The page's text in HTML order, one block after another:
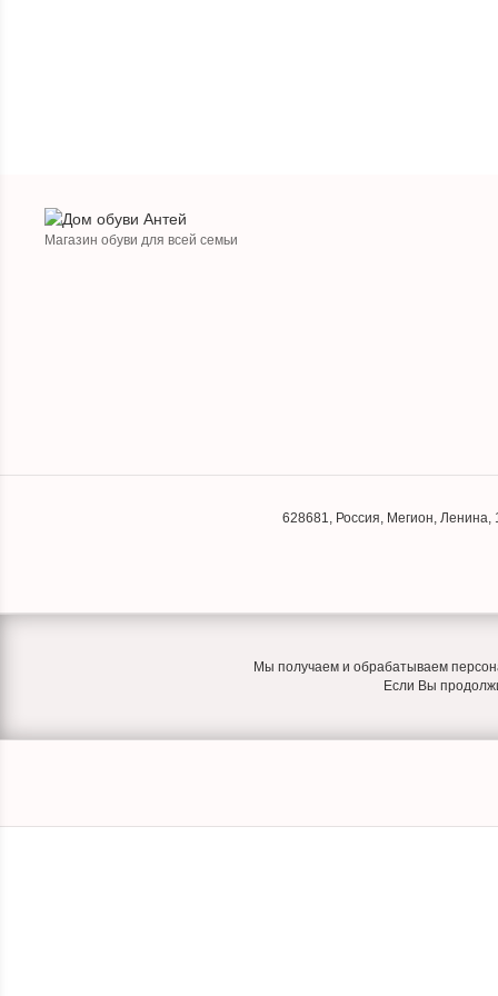
Магазин обуви для всей семьи
628681 Россия Мегион Ленина,
Мы получаем и обрабатываем
Если Вы